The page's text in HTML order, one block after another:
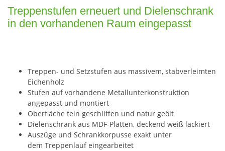
Treppenstufen erneuert und Dielenschrank
in den vorhandenen Raum eingepasst
Treppen- und Setzstufen aus massivem, stabverleimten
Eichenholz
Stufen auf vorhandene Metallunterkonstruktion
angepasst und montiert
Oberfläche fein geschliffen und natur geölt
Dielenschrank aus MDF-Platten, deckend weiß lackiert
Auszüge und Schrankkorpusse exakt unter
dem Treppenlauf eingearbeitet